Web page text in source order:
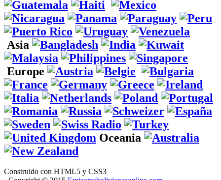
Asia
Europe
Oceania
Construido con HTML5 y CSS3